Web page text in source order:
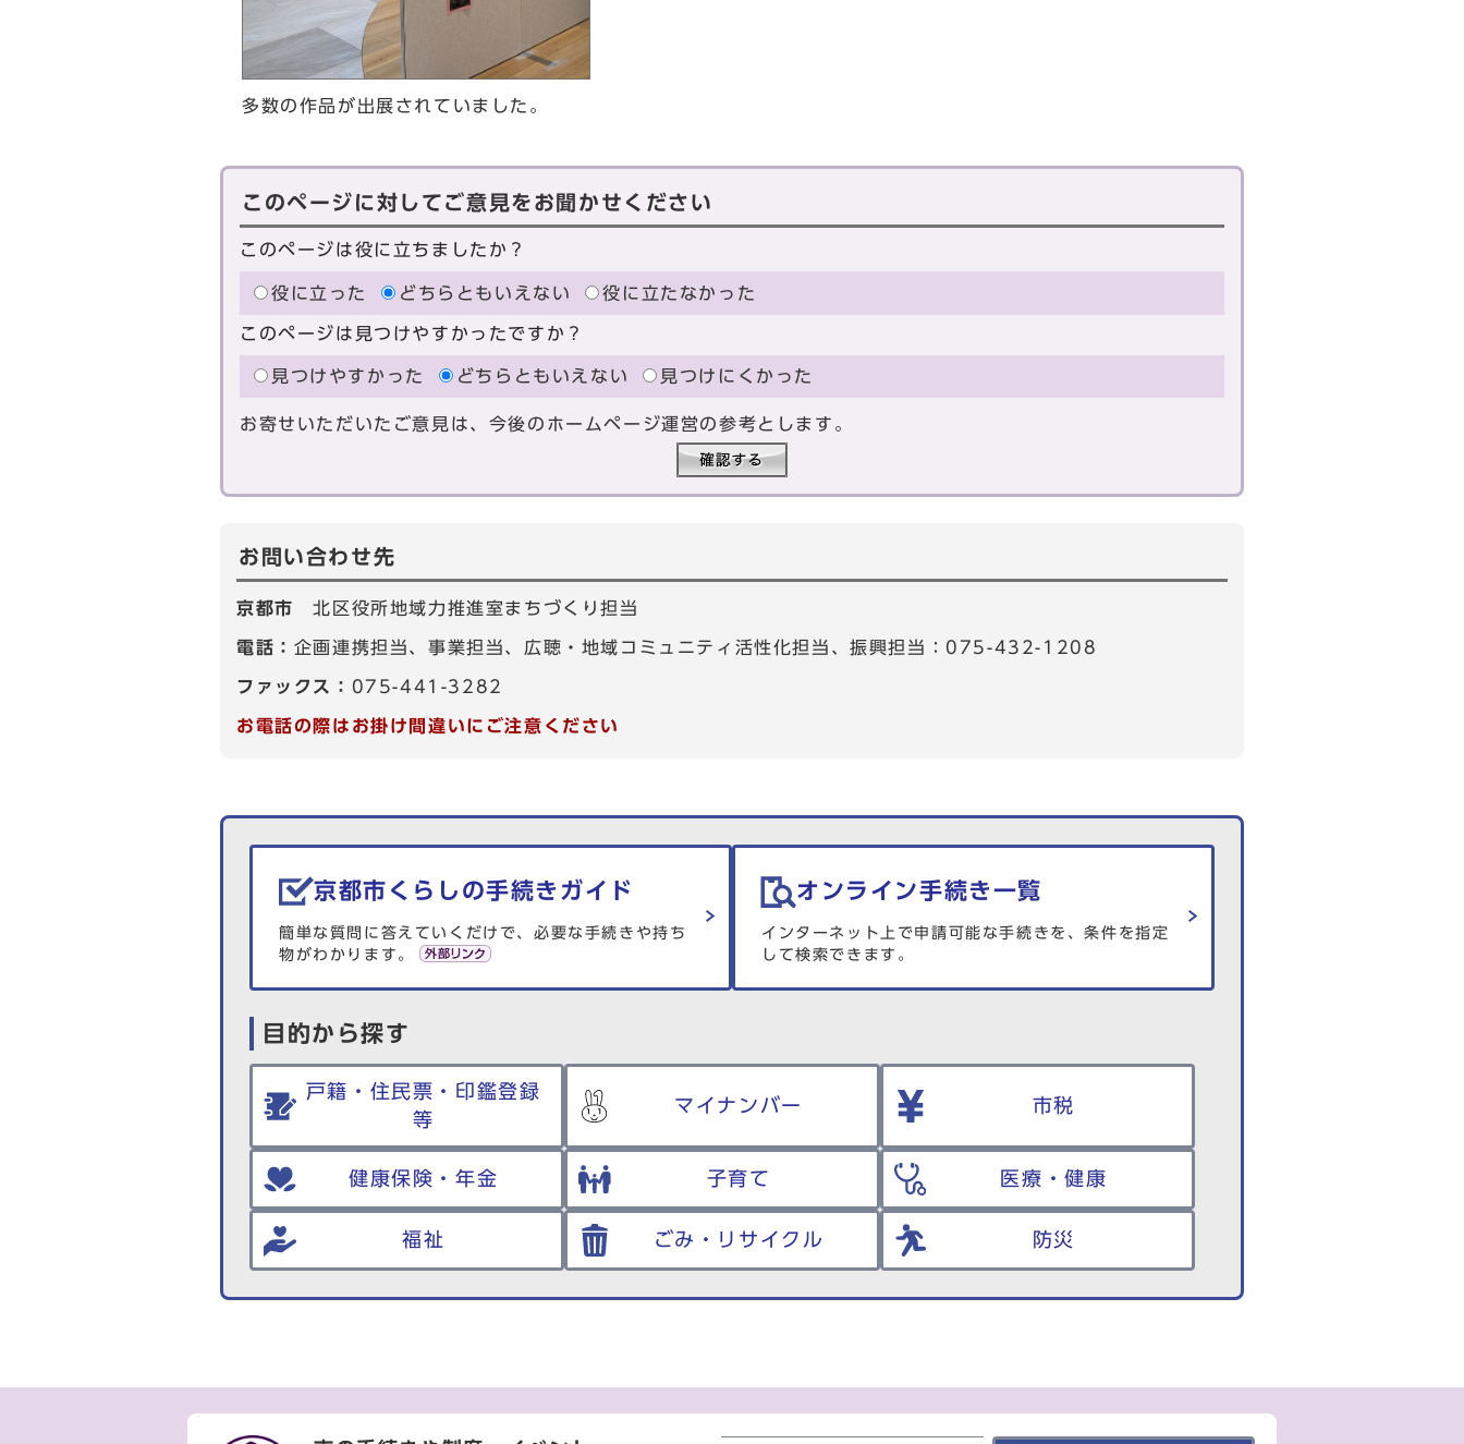
多数の作品が出展されていました。
このページに対してご意見をお聞かせください
このページは役に立ちましたか？
役に立った どちらともいえない 役に立たなかった
このページは見つけやすかったですか？
見つけやすかった どちらともいえない 見つけにくかった
お寄せいただいたご意見は、今後のホームページ運営の参考とします。
お問い合わせ先
京都市北区役所地域力推進室まちづくり担当
電話： 企画連携担当、事業担当、広聴・地域コミュニティ活性化担当、振興担当：075-432-1208
ファックス： 075-441-3282
お電話の際はお掛け間違いにご注意ください
生活情報を探す
京都市くらしの手続きガイド
簡単な質問に答えていくだけで、必要な手続きや持ち
物がわかります。
オンライン手続き一覧
インターネット上で申請可能な手続きを、条件を指定
して検索できます。
目的から探す
戸籍・住民票・印鑑登録
等
マイナンバー 市税
健康保険・年金 子育て 医療・健康
福祉 ごみ・リサイクル 防災